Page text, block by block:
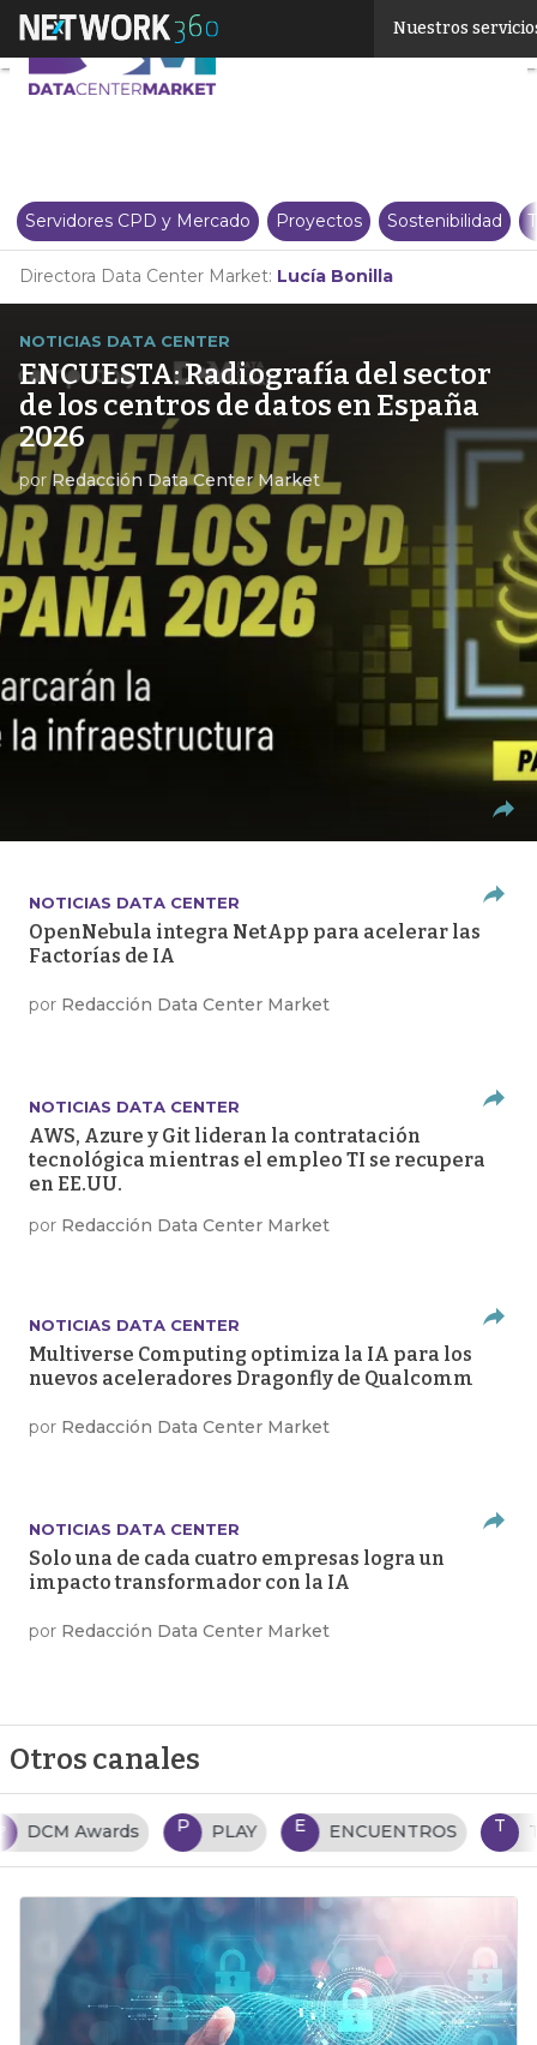
Nuestros
Servidores CPD y Mercado Proyectos Sostenibilidad
Directora Data Center Market: Lucía Bonilla
NOTICIAS DATA CENTER
ENCUESTA: Radiografía del sector
de los centros de datos en España
2026
porRedacción Data Center Market
NOTICIAS DATA CENTER
OpenNebula integra NetApp para acelerar las
Factorías de IA
por Redacción Data Center Market
NOTICIAS DATA CENTER
AWS, Azure y Git lideran la contratación
tecnológica mientras el empleo TI se recupera
en EE.UU.
por Redacción Data Center Market
NOTICIAS DATA CENTER
Multiverse Computing optimiza la IA para los
nuevos aceleradores Dragonfly de Qualcomm
por Redacción Data Center Market
NOTICIAS DATA CENTER
Solo una de cada cuatro empresas logra un
impacto transformador con la IA
por Redacción Data Center Market
Otros canales
P PLAY E ENCUENTROS T TENDENCIAS TI